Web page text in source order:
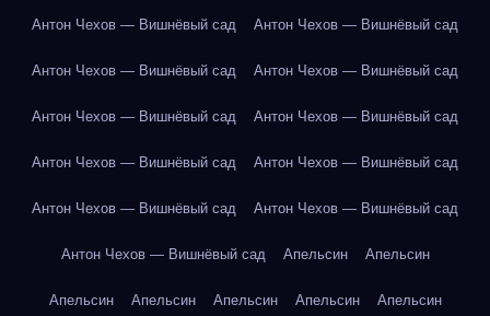
Антон Чехов — Вишнёвый сад Антон Чехов — Вишнёвый сад
Антон Чехов — Вишнёвый сад Антон Чехов — Вишнёвый сад
Антон Чехов — Вишнёвый сад Антон Чехов — Вишнёвый сад
Антон Чехов — Вишнёвый сад Антон Чехов — Вишнёвый сад
Антон Чехов — Вишнёвый сад Антон Чехов — Вишнёвый сад
Антон Чехов — Вишнёвый сад Апельсин Апельсин
Апельсин Апельсин Апельсин Апельсин Апельсин